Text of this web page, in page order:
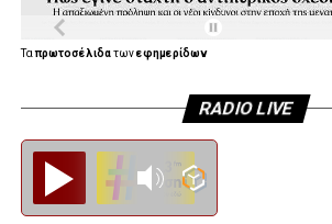
Ταπρωτοσέλιδατωνεφημερίδων
RADIO LIVE